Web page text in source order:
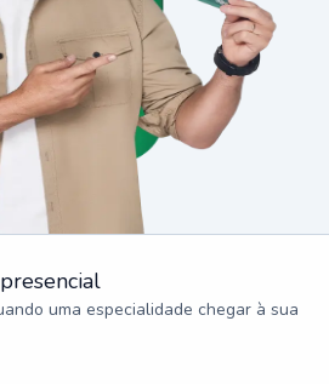
uma especialidade chegar à sua